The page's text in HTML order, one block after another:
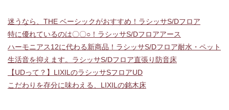
迷うなら、THE ベーシックがおすすめ！ラシッサS/Dフロア
特に優れているのは〇〇○！ラシッサS/Dフロアアース
ハーモニアス12に代わる新商品！ラシッサS/Dフロア耐水・ペット
生活音を抑えます。ラシッサS/Dフロア直張り防音床
【UDって？】LIXILのラシッサSフロアUD
こだわりを存分に味わえる、LIXILの銘木床